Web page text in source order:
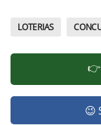
LOTERIAS
😉